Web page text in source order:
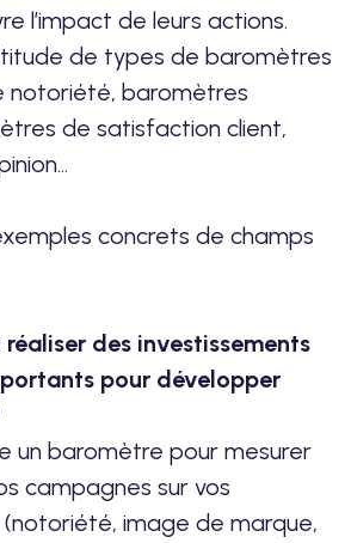
l’impact de leurs actions.
de types de baromètres
notoriété, baromètres
de satisfaction client,
concrets de champs
des investissements
pour développer
un baromètre pour mesurer
campagnes sur vos
image de marque,